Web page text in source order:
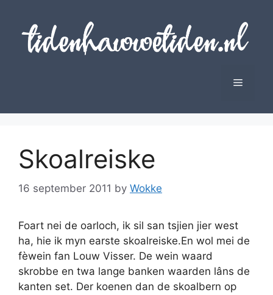
content
Menu
Skoalreiske
16 september 2011 by Wokke
Foart nei de oarloch, ik sil san tsjien jier west
ha, hie ik myn earste skoalreiske.En wol mei de
fèwein fan Louw Visser. De wein waard
skrobbe en twa lange banken waarden lâns de
kanten set. Der koenen dan de skoalbern op